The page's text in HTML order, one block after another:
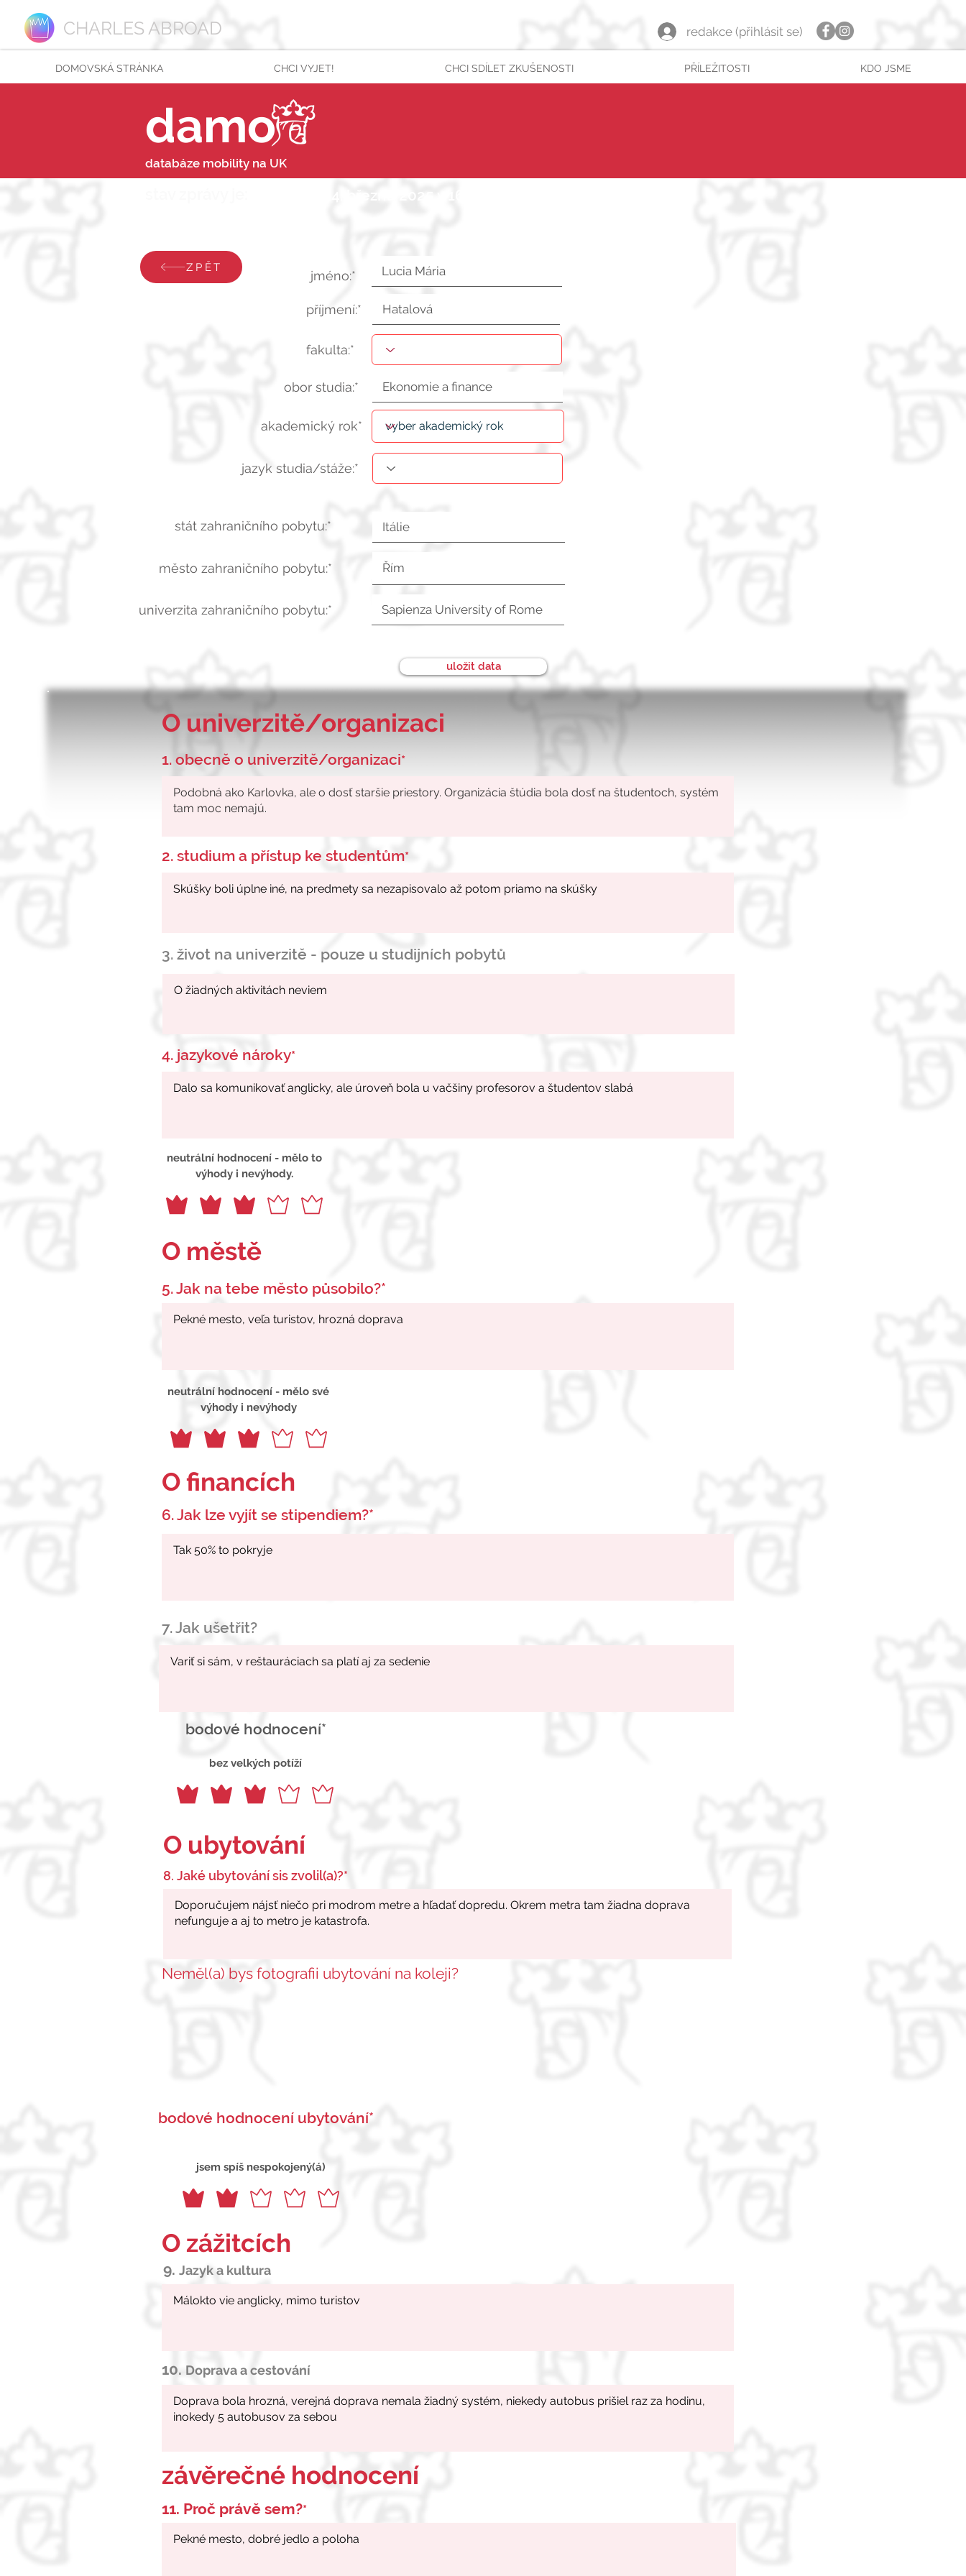
CHARLES ABROAD redakce (přihlásit se)
DOMOVSKÁ STRÁNKA CHCI VYJET! CHCI SDÍLET ZKUŠENOSTI PŘÍLEŽITOSTI KDO JSME
damo
databáze mobility na UK
ZPĚT
jméno:*
příjmení:*
fakulta:*
obor studia:*
akademický rok*
jazyk studia/stáže:*
stát zahraničního pobytu:*
město zahraničního pobytu:*
univerzita zahraničního pobytu:*
uložit data
O univerzitě/organizaci
1. obecně o univerzitě/organizaci*
2. studium a přístup ke studentům*
3. život na univerzitě - pouze u studijních pobytů
4. jazykové nároky*
neutrální hodnocení - mělo to
výhody i nevýhody.
O městě
5. Jak na tebe město působilo?*
neutrální hodnocení - mělo své
výhody i nevýhody
O financích
6. Jak lze vyjít se stipendiem?*
7. Jak ušetřit?
bodové hodnocení*
bez velkých potíží
O ubytování
8. Jaké ubytování sis zvolil(a)?*
Neměl(a) bys fotografii ubytování na koleji?
bodové hodnocení ubytování*
jsem spíš nespokojený(á)
O zážitcích
9. Jazyk a kultura
10. Doprava a cestování
závěrečné hodnocení
11. Proč právě sem?*